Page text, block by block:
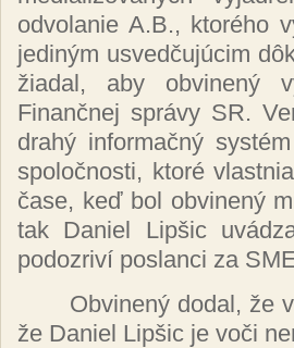
odvolanie A.B., ktorého
jediným usvedčujúcim
žiadal, aby obvinený
Finančnej správy SR.
drahý informačný systém
spoločnosti, ktoré
čase, keď bol obvinený
tak Daniel Lipšic
podozriví poslanci za
Obvinený dodal, že
že Daniel Lipšic je voči